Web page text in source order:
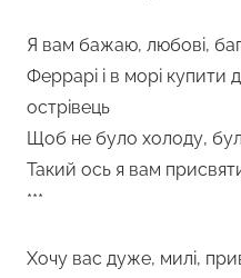
Я вам бажаю, любові,
Феррарі і в морі
острівець
Щоб не було холоду,
Такий ось я вам
***
Хочу вас дуже, милі,